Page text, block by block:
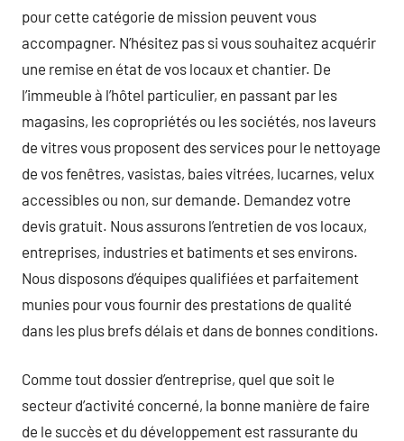
pour cette catégorie de mission peuvent vous
accompagner. N’hésitez pas si vous souhaitez acquérir
une remise en état de vos locaux et chantier. De
l’immeuble à l’hôtel particulier, en passant par les
magasins, les copropriétés ou les sociétés, nos laveurs
de vitres vous proposent des services pour le nettoyage
de vos fenêtres, vasistas, baies vitrées, lucarnes, velux
accessibles ou non, sur demande. Demandez votre
devis gratuit. Nous assurons l’entretien de vos locaux,
entreprises, industries et batiments et ses environs.
Nous disposons d’équipes qualifiées et parfaitement
munies pour vous fournir des prestations de qualité
dans les plus brefs délais et dans de bonnes conditions.
Comme tout dossier d’entreprise, quel que soit le
secteur d’activité concerné, la bonne manière de faire
de le succès et du développement est rassurante du